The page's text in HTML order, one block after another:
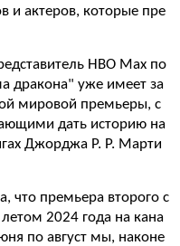
и актеров, которые пре
HBO Max по
дракона" уже имеет за
мировой премьеры, с
дать историю на
Джорджа Р. Р. Марти
что премьера второго с
2024 года на кана
по август мы, наконе